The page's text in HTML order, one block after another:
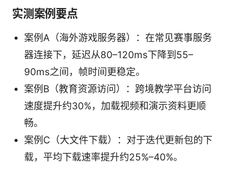
实测案例要点
案例A（海外游戏服务器）：在常见赛事服务
器连接下，延迟从80–120ms下降到55–
90ms之间，帧时间更稳定。
案例B（教育资源访问）：跨境教学平台访问
速度提升约30%，加载视频和演示资料更顺
畅。
案例C（大文件下载）：对于迭代更新包的下
载，平均下载速率提升约25%–40%。